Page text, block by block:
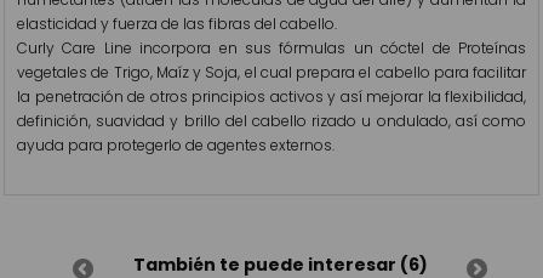
elasticidad y fuerza de las fibras del cabello.
Curly Care Line incorpora en sus fórmulas un cóctel de Proteínas
vegetales de Trigo, Maíz y Soja, el cual prepara el cabello para facilitar
la penetración de otros principios activos y así mejorar la flexibilidad,
definición, suavidad y brillo del cabello rizado u ondulado, así como
ayuda para protegerlo de agentes externos.
También te puede interesar (6)